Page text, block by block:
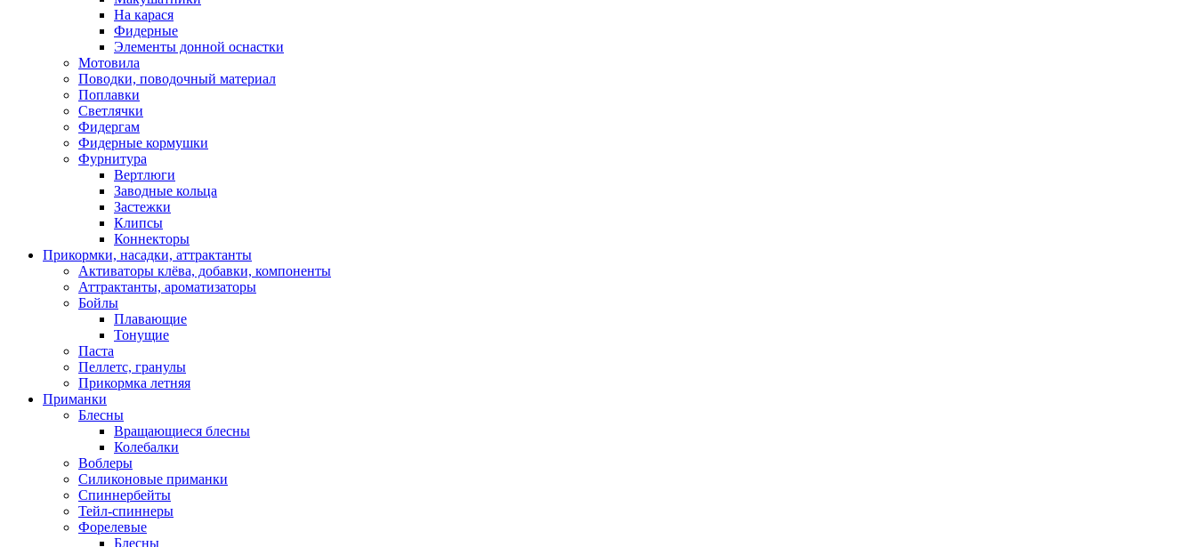
На карася
Фидерные
Элементы донной оснастки
Мотовила
Поводки, поводочный материал
Поплавки
Светлячки
Фидергам
Фидерные кормушки
Фурнитура
Вертлюги
Заводные кольца
Застежки
Клипсы
Коннекторы
Прикормки, насадки, аттрактанты
Активаторы клёва, добавки, компоненты
Аттрактанты, ароматизаторы
Бойлы
Плавающие
Тонущие
Паста
Пеллетс, гранулы
Прикормка летняя
Приманки
Блесны
Вращающиеся блесны
Колебалки
Воблеры
Силиконовые приманки
Спиннербейты
Тейл-спиннеры
Форелевые
Блесны